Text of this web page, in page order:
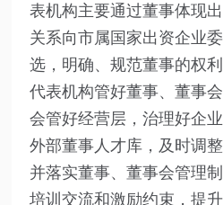
表机构主要通过董事体现
关系向市属国家出资企业
选，明确、规范董事的权
代表机构管好董事、董事
会管好经营层，治理好企
外部董事人才库，及时调
并落实董事、董事会管理
培训交流和激励约束，提